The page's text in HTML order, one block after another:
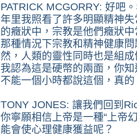
PATRICK MCGORRY: 好吧
年里我照看了許多明顯精神
的癥狀中，宗教是他們癥狀
那種情況下宗教和精神健康
然，人類的靈性同時也是組
我認為這是硬幣的兩面，你
不能一個小時都說這個，真的
TONY JONES: 讓我們回到
你寧願相信上帝是一種“上帝
能會使心理健康獲益呢？